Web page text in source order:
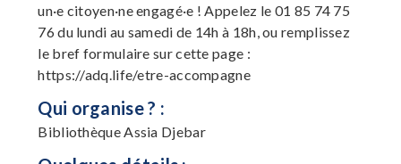
un·e citoyen·ne engagé·e ! Appelez le 01 85 74 75
76 du lundi au samedi de 14h à 18h, ou remplissez
le bref formulaire sur cette page :
https://adq.life/etre-accompagne
Qui organise ? :
Bibliothèque Assia Djebar